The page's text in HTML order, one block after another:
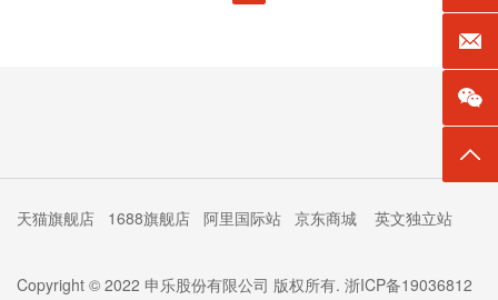
天猫旗舰店 1688旗舰店 阿里国际站 京东商城 英文独立站
Copyright © 2022 申乐股份有限公司 版权所有. 浙ICP备19036812
E-
返回